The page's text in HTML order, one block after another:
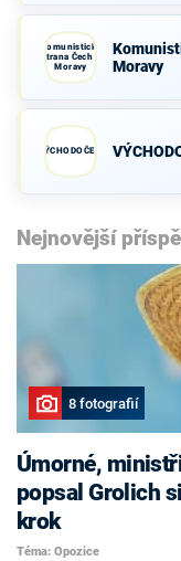
Komunistická
strana Čech a
Moravy
Moravy
VÝCHODOČEŠI
Nejnovější
8 fotografií
Úmorné,
popsal Grolich
krok
Téma: Opozice